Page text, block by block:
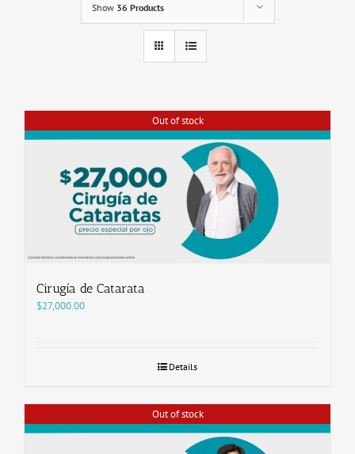
Show 36 Products
Out of stock
Cirugía de Catarata
$27,000.00
Details
Out of stock